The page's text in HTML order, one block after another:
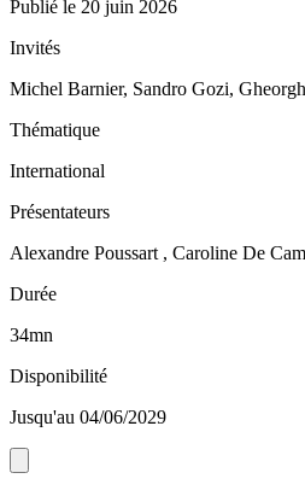
Publié le 20 juin 2026
Invités
Michel Barnier, Sandro Gozi,
Thématique
International
Présentateurs
Alexandre Poussart , Caroline De
Durée
34mn
Disponibilité
Jusqu'au 04/06/2029